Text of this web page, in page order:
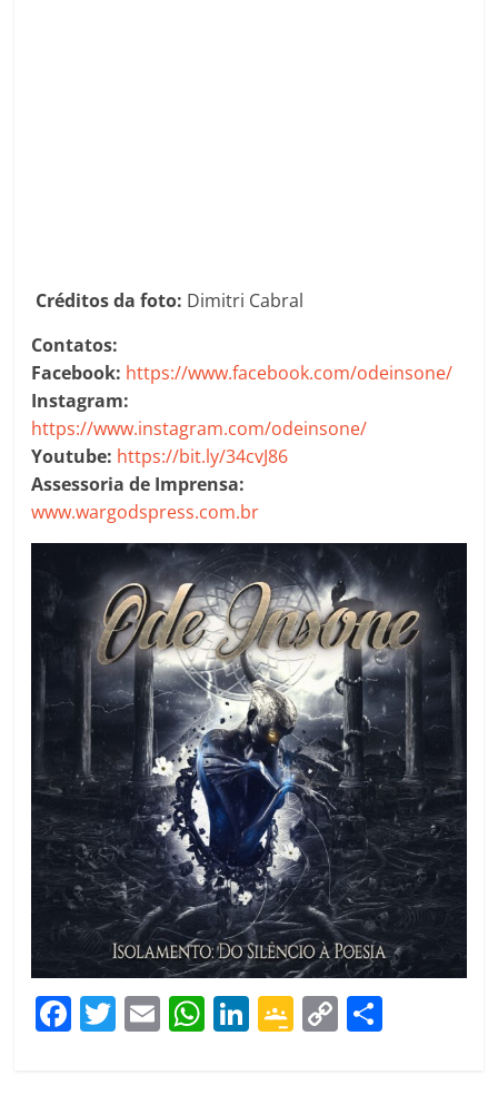
Créditos da foto: Dimitri Cabral
Contatos:
Facebook: https://www.facebook.com/odeinsone/
Instagram:
https://www.instagram.com/odeinsone/
Youtube: https://bit.ly/34cvJ86
Assessoria de Imprensa:
www.wargodspress.com.br
F T E W Li G C